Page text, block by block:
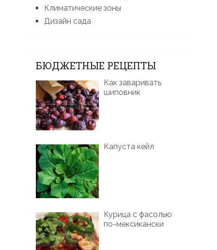
Климатические зоны
Дизайн сада
БЮДЖЕТНЫЕ РЕЦЕПТЫ
Как заваривать
шиповник
Капуста кейл
Курица с фасолью
по-мексикански